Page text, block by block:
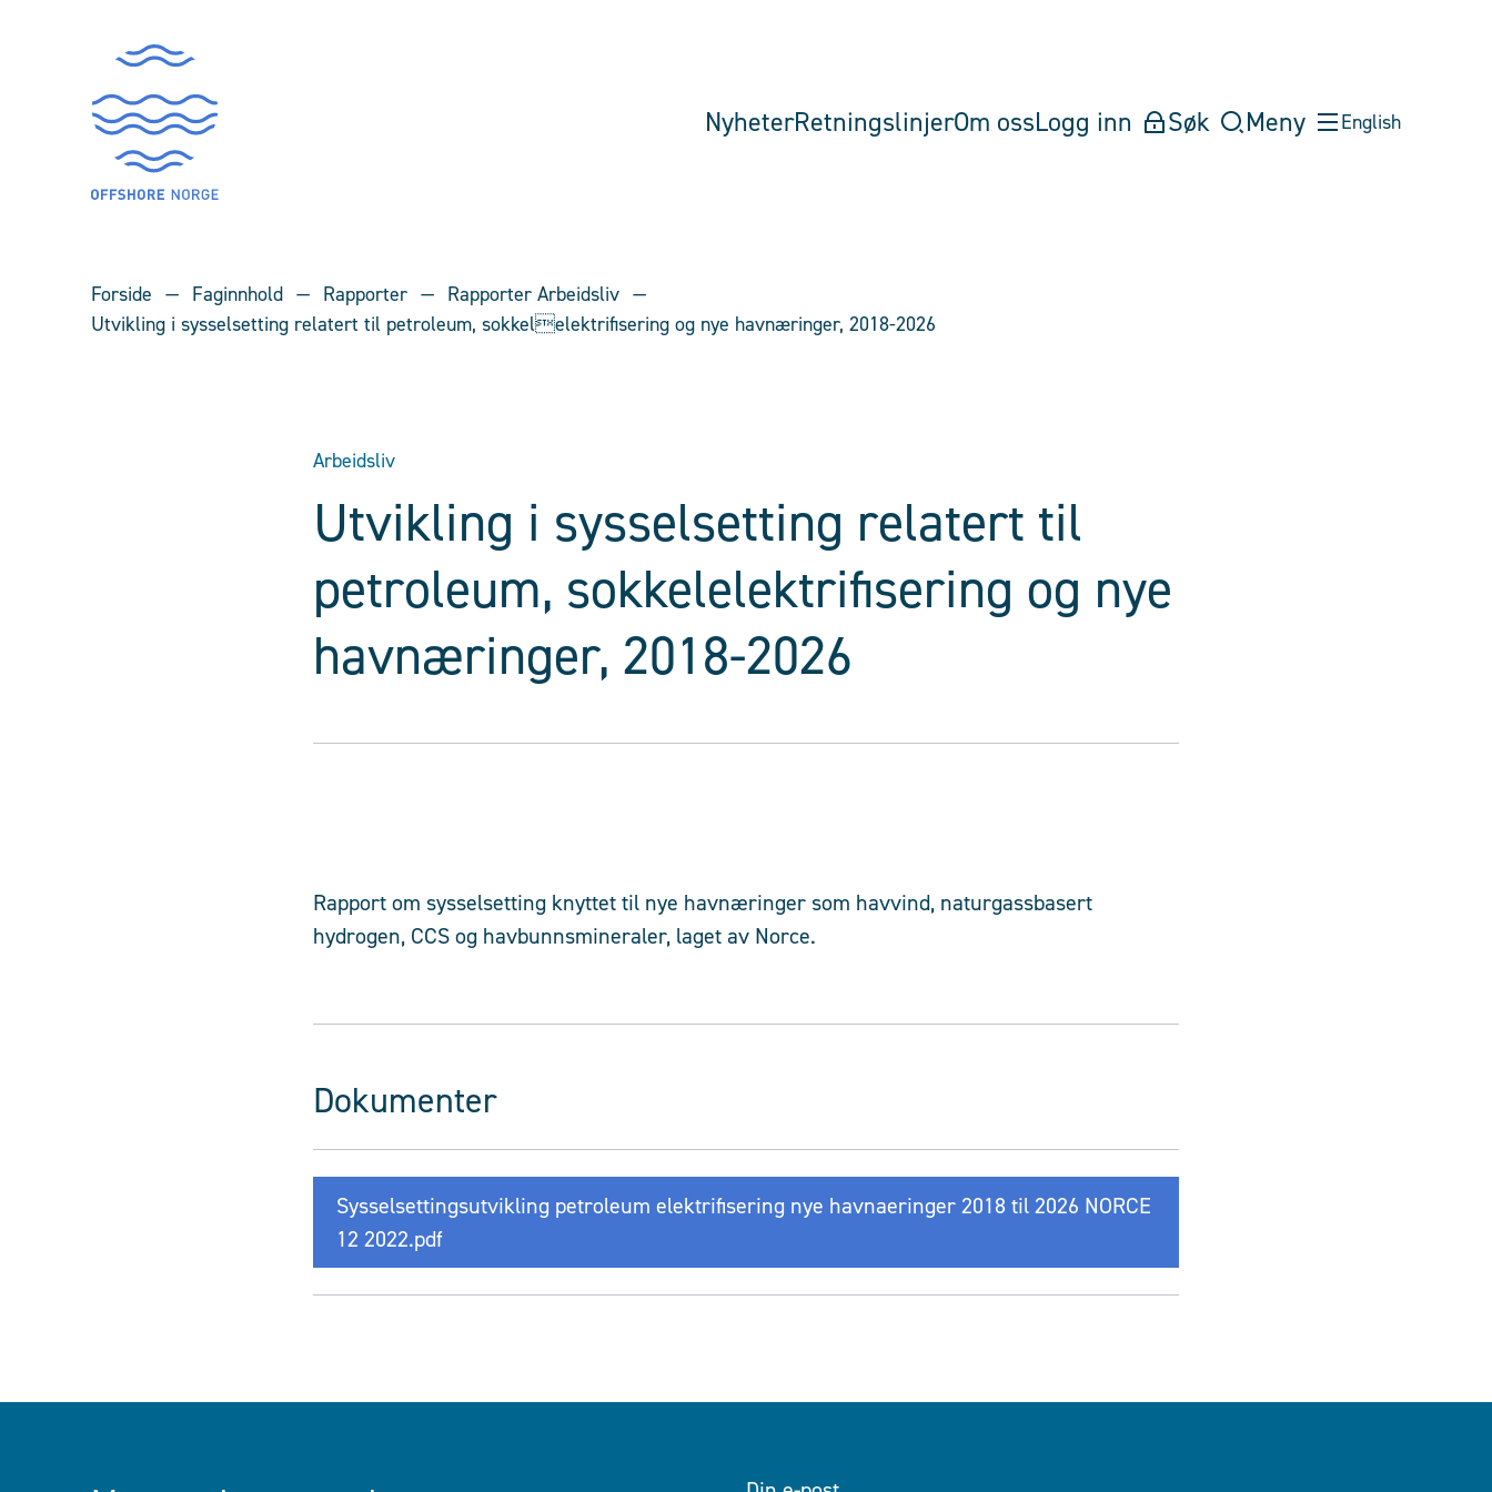
NyheterRetningslinjerOm ossLogg inn Søk Meny English
Forside Faginnhold Rapporter
Rapporter Arbeidsliv
Utvikling i sysselsetting relatert til petroleum, sokkelelektrifisering og nye havnæringer, 2018-2026
Arbeidsliv
Utvikling i sysselsetting relatert til
petroleum, sokkelelektrifisering og nye
havnæringer, 2018-2026
Rapport om sysselsetting knyttet til nye havnæringer som havvind, naturgassbasert
hydrogen, CCS og havbunnsmineraler, laget av Norce.
Dokumenter
Sysselsettingsutvikling petroleum elektrifisering nye havnaeringer 2018 til 2026 NORCE
12 2022.pdf